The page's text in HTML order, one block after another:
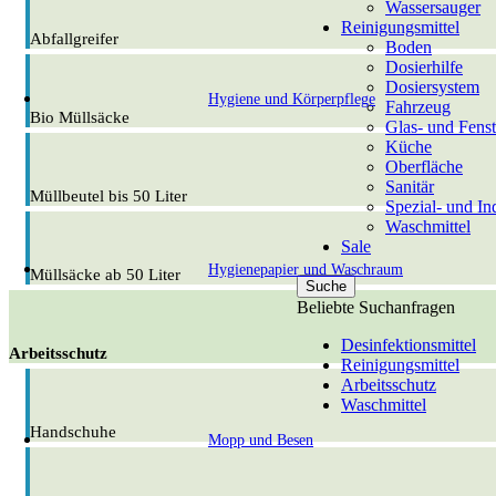
Wassersauger
Reinigungsmittel
Boden
Dosierhilfe
Dosiersystem
Fahrzeug
Glas- und
Küche
Oberfläche
Sanitär
Spezial- und
Waschmittel
Sale
Suche
Beliebte Suchanfragen
Desinfektionsmittel
Reinigungsmittel
Arbeitsschutz
Waschmittel
Hygiene und Körperpflege
Hygienepapier und Waschraum
Mopp und Besen
Abfallgreifer
Bio Müllsäcke
Müllbeutel bis 50 Liter
Müllsäcke ab 50 Liter
Arbeitsschutz
Handschuhe